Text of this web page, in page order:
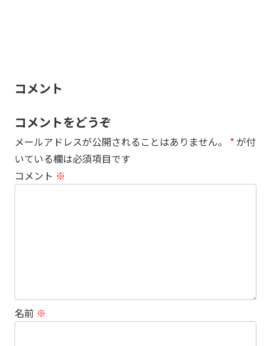
コメント
コメントをどうぞ
メールアドレスが公開されることはありません。 *が付
いている欄は必須項目です
コメント ※
名前 ※